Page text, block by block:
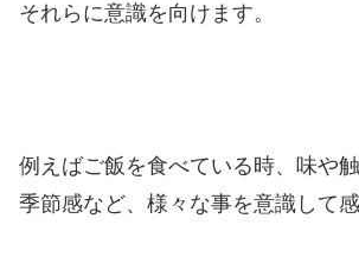
それらに意識を向けます。
例えばご飯を食べている時、味や
季節感など、様々な事を意識して感